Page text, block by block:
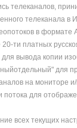
телеканалов,
телеканала в
в формате
ти платных
вывода копии
для
на мониторе
потока для
всех текущих